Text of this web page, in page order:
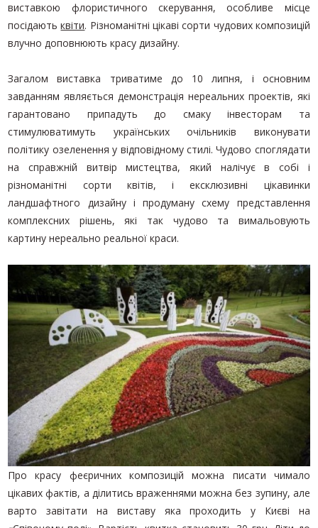
виставкою флористичного скерування, особливе місце
посідаютьквіти. Різноманітні цікаві сорти чудових композицій
влучно доповнюють красу дизайну.
Загалом виставка триватиме до 10 липня, і основним
завданням являється демонстрація нереальних проектів, які
гарантовано припадуть до смаку інвесторам та
стимулюватимуть українських очільників виконувати
політику озеленення у відповідному стилі. Чудово споглядати
на справжній витвір мистецтва, який налічує в собі і
різноманітні сорти квітів, і ексклюзивні цікавинки
ландшафтного дизайну і продуману схему представлення
комплексних рішень, які так чудово та вимальовують
картину нереально реальної краси.
Про красу феєричних композицій можна писати чимало
цікавих фактів, а ділитись враженнями можна без зупину, але
варто завітати на виставу яка проходить у Києві на